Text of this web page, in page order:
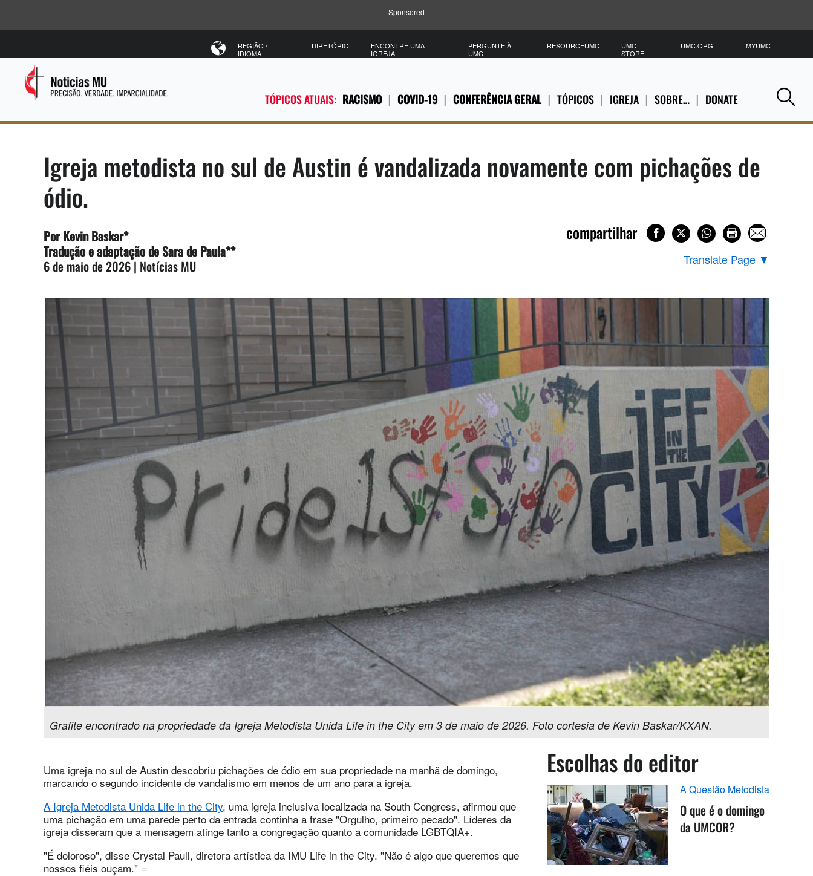
Sponsored
TÓPICOS ATUAIS: RACISMO COVID-19 CONFERÊNCIA GERAL TÓPICOS IGREJA SOBRE… DONATE
REGIÃO /
IDIOMA
DIRETÓRIO
ENCONTRE UMA
IGREJA
PERGUNTE À
UMC
RESOURCEUMC
UMC
STORE
UMC.ORG MYUMC
Igreja metodista no sul de Austin é vandalizada novamente com pichações de
ódio.
Por Kevin Baskar*
Tradução e adaptação de Sara de Paula**
6 de maio de 2026 | Notícias MU
compartilhar
Translate Page ▼
Grafite encontrado na propriedade da Igreja Metodista Unida Life in the City em 3 de maio de 2026. Foto cortesia de Kevin Baskar/KXAN.
Uma igreja no sul de Austin descobriu pichações de ódio em sua propriedade na manhã de domingo,
marcando o segundo incidente de vandalismo em menos de um ano para a igreja.
A Igreja Metodista Unida Life in the City, uma igreja inclusiva localizada na South Congress, afirmou que
uma pichação em uma parede perto da entrada continha a frase "Orgulho, primeiro pecado". Líderes da
igreja disseram que a mensagem atinge tanto a congregação quanto a comunidade LGBTQIA+.
"É doloroso", disse Crystal Paull, diretora artística da IMU Life in the City. "Não é algo que queremos que
nossos fiéis ouçam." =
Escolhas do editor
A Questão Metodista
O que é o domingo
da UMCOR?